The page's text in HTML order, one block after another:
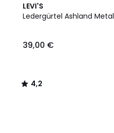
LEVI'S
Ledergürtel Ashland Metal
39,00 €
4,2
/ 5
4,2
/